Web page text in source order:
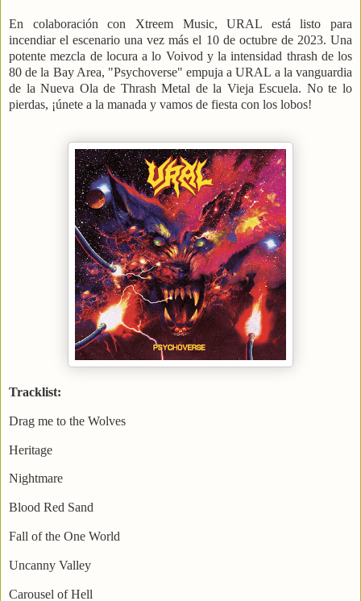
En colaboración con Xtreem Music, URAL está listo para
incendiar el escenario una vez más el 10 de octubre de 2023. Una
potente mezcla de locura a lo Voivod y la intensidad thrash de los
80 de la Bay Area, "Psychoverse" empuja a URAL a la vanguardia
de la Nueva Ola de Thrash Metal de la Vieja Escuela. No te lo
pierdas, ¡únete a la manada y vamos de fiesta con los lobos!
Tracklist:
Drag me to the Wolves
Heritage
Nightmare
Blood Red Sand
Fall of the One World
Uncanny Valley
Carousel of Hell